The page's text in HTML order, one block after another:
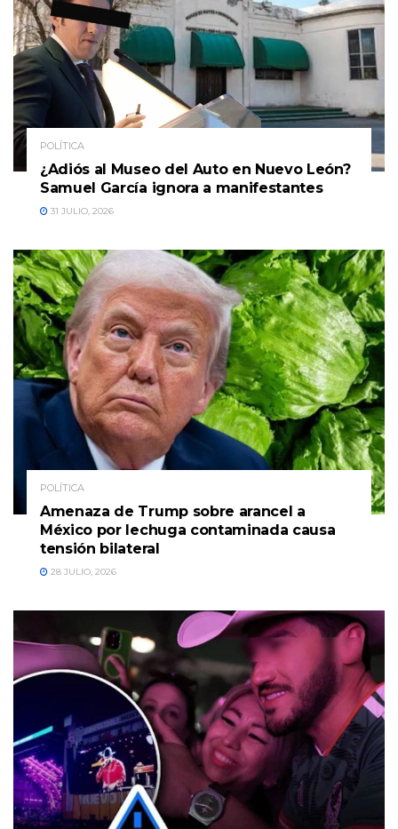
POLÍTICA
¿Adiós al Museo del Auto en Nuevo León?
Samuel García ignora a manifestantes
31 JULIO, 2026
POLÍTICA
Amenaza de Trump sobre arancel a
México por lechuga contaminada causa
tensión bilateral
28 JULIO, 2026